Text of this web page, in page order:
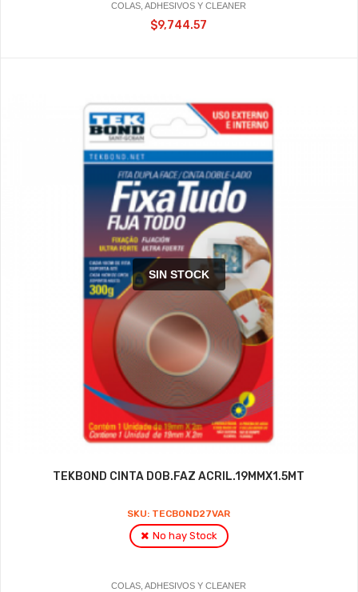
COLAS, ADHESIVOS Y CLEANER
$9,744.57
SIN STOCK
TEKBOND CINTA DOB.FAZ ACRIL.19MMX1.5MT
SKU: TECBOND27VAR
No hay Stock
COLAS, ADHESIVOS Y CLEANER